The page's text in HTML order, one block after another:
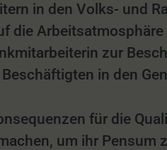
in den Volks- und
die
zur
in den
für die
um ihr Pensum